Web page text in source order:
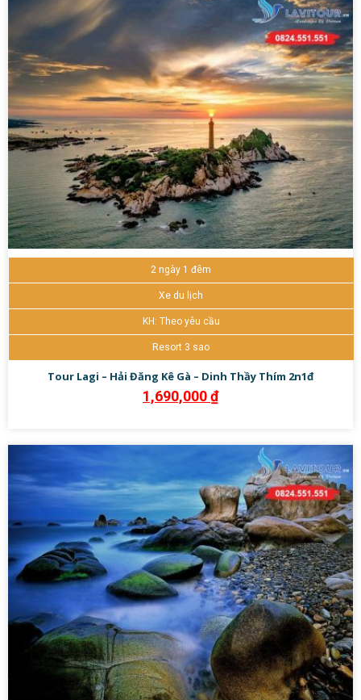
2 ngày 1 đêm
Xe du lịch
KH: Theo yêu cầu
Resort 3 sao
Tour Lagi – Hải Đăng Kê Gà – Dinh Thầy Thím 2n1đ
1,690,000₫